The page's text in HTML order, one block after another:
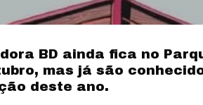
BD ainda fica no
mas já são
deste ano.